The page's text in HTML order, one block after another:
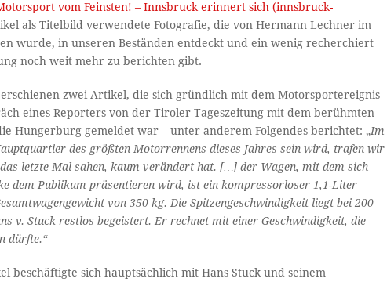
vom Feinsten! – Innsbruck erinnert sich (innsbruck-
als Titelbild verwendete Fotografie, die von Hermann Lechner im
wurde, in unseren Beständen entdeckt und ein wenig recherchiert
noch weit mehr zu berichten gibt.
zwei Artikel, die sich gründlich mit dem Motorsportereignis
eines Reporters von der Tiroler Tageszeitung mit dem berühmten
Hungerburg gemeldet war – unter anderem Folgendes berichtet: „Im
des größten Motorrennens dieses Jahres sein wird, trafen wir
letzte Mal sahen, kaum verändert hat. […] der Wagen, mit dem sich
dem Publikum präsentieren wird, ist ein kompressorloser 1,1-Liter
von 350 kg. Die Spitzengeschwindigkeit liegt bei 200
v. Stuck restlos begeistert. Er rechnet mit einer Geschwindigkeit, die –
dürfte.“
beschäftigte sich hauptsächlich mit Hans Stuck und seinem